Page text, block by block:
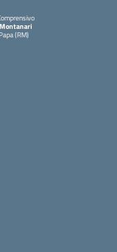
(RM)
pagina iniziale della scuola